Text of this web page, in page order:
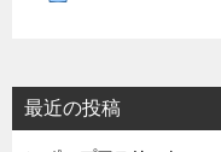
最近の投稿